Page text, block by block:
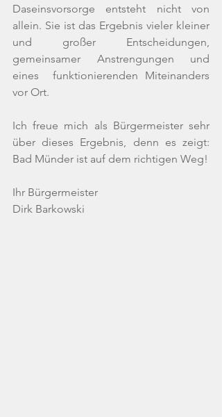
Daseinsvorsorge entsteht nicht von
allein. Sie ist das Ergebnis vieler kleiner
und großer Entscheidungen,
gemeinsamer Anstrengungen und
eines  funktionierenden Miteinanders
vor Ort.
Ich freue mich als Bürgermeister sehr
über dieses Ergebnis, denn es zeigt:
Bad Münder ist auf dem richtigen Weg!
Ihr Bürgermeister
Dirk Barkowski